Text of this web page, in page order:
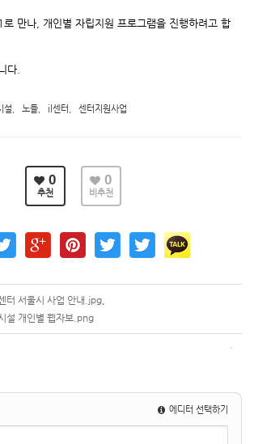
만나, 개인별 자립지원 프로그램을 진행하려고 합
다.
설 노들 il센터 센터지원사업
0
추천
0
비추천
터 서울시 사업 안내.jpg
설 개인별 웹자보.png
에디터 선택하기